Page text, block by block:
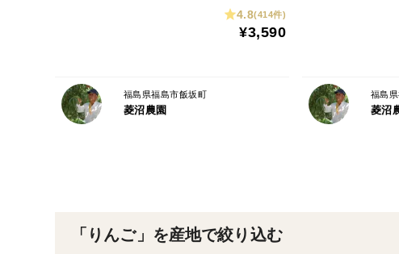
「りんご」を産地で絞り込む
4.8(414件)
¥3,590
福島県福島市飯坂町
菱沼農園
福島
菱沼